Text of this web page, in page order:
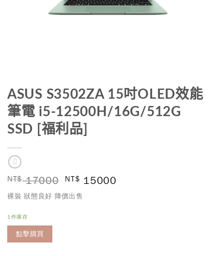
ASUS S3502ZA 15吋OLED效能
筆電 i5-12500H/16G/512G
SSD [福利品]
NT$17000 NT$ 15000
裸裝 狀態良好 降價出售
1件庫存
點擊購買